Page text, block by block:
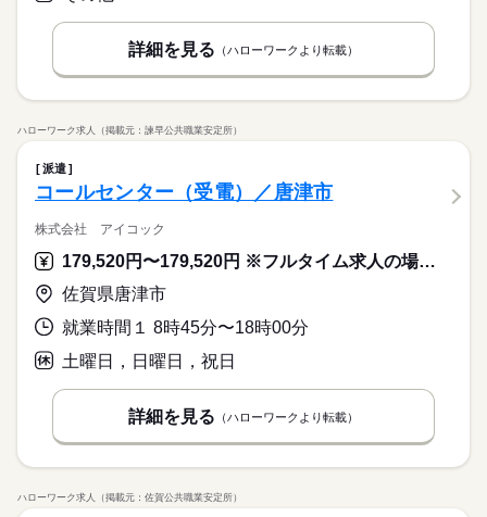
詳細を見る （ハローワークより転載）
ハローワーク求人（掲載元：諫早公共職業安定所）
派遣
コールセンター（受電）／唐津市
株式会社 アイコック
179,520円〜179,520円 ※フルタイム求人の場合は月額（換算額）、パート求人の場合は時間額を表示しています。
佐賀県唐津市
就業時間１ 8時45分〜18時00分
土曜日，日曜日，祝日
詳細を見る （ハローワークより転載）
ハローワーク求人（掲載元：佐賀公共職業安定所）